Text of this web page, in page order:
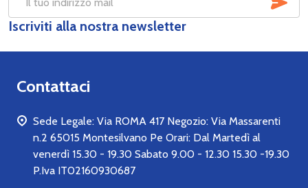
Indirizzo
mail
Iscriviti alla nostra newsletter
Contattaci
Sede Legale: Via ROMA 417 Negozio: Via Massarenti
n.2 65015 Montesilvano Pe Orari: Dal Martedì al
venerdì 15.30 - 19.30 Sabato 9.00 - 12.30 15.30 -19.30
P.Iva IT02160930687